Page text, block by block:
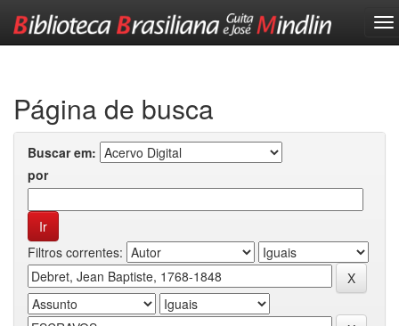
Página de busca
Buscar em:
por
Filtros correntes: